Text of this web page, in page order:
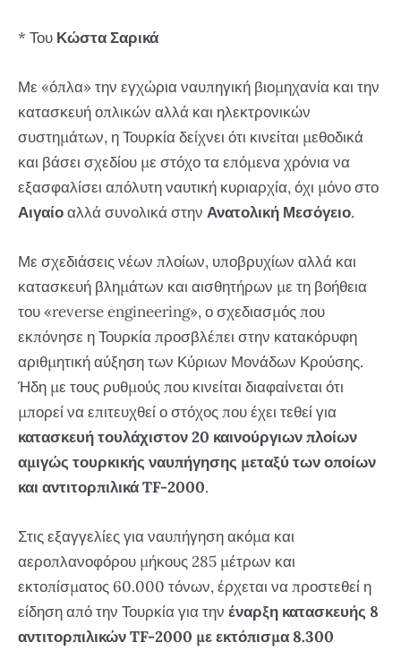
* Του Κώστα Σαρικά
Με «όπλα» την εγχώρια ναυπηγική βιομηχανία και την
κατασκευή οπλικών αλλά και ηλεκτρονικών
συστημάτων, η Τουρκία δείχνει ότι κινείται μεθοδικά
και βάσει σχεδίου με στόχο τα επόμενα χρόνια να
εξασφαλίσει απόλυτη ναυτική κυριαρχία, όχι μόνο στο
Αιγαίοαλλά συνολικά στην Ανατολική Μεσόγειο.
Με σχεδιάσεις νέων πλοίων, υποβρυχίων αλλά και
κατασκευή βλημάτων και αισθητήρων με τη βοήθεια
του «reverse engineering», ο σχεδιασμός που
εκπόνησε η Τουρκία προσβλέπει στην κατακόρυφη
αριθμητική αύξηση των Κύριων Μονάδων Κρούσης.
Ήδη με τους ρυθμούς που κινείται διαφαίνεται ότι
μπορεί να επιτευχθεί ο στόχος που έχει τεθεί για
κατασκευή τουλάχιστον 20 καινούργιων πλοίων
αμιγώς τουρκικής ναυπήγησης μεταξύ των οποίων
και αντιτορπιλικά TF-2000.
Στις εξαγγελίες για ναυπήγηση ακόμα και
αεροπλανοφόρου μήκους 285 μέτρων και
εκτοπίσματος 60.000 τόνων, έρχεται να προστεθεί η
είδηση από την Τουρκία για την έναρξη κατασκευής 8
αντιτορπιλικών TF-2000 με εκτόπισμα 8.300